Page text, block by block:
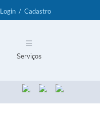
Login / Cadastro
Serviços